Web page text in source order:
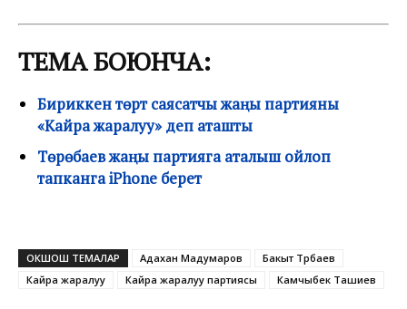
ТЕМА БОЮНЧА:
Бириккен төрт саясатчы жаңы партияны
«Кайра жаралуу» деп аташты
Төрөбаев жаңы партияга аталыш ойлоп
тапканга iPhone берет
ОКШОШ ТЕМАЛАР Адахан Мадумаров
Бакыт Төрөбаев
Кайра жаралуу
Кайра жаралуу партиясы Камчыбек Ташиев